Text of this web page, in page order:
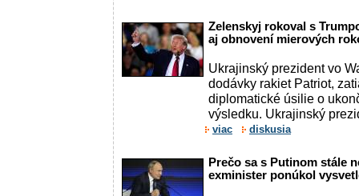
Zelenskyj rokoval s
aj obnovení mierových
Ukrajinský prezident vo
dodávky rakiet Patriot,
diplomatické úsilie o
výsledku. Ukrajinský
viac diskusia
Prečo sa s Putinom stále
exminister ponúkol